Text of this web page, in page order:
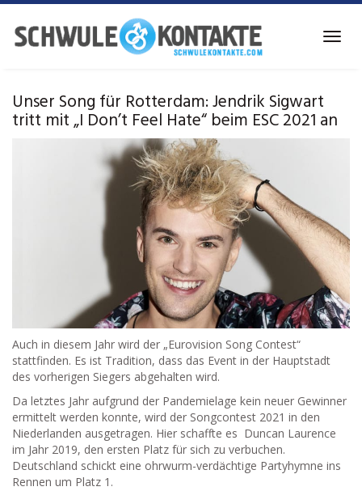
Skip
main
Unser Song für Rotterdam: Jendrik Sigwart
tritt mit „I Don’t Feel Hate“ beim ESC 2021 an
Auch in diesem Jahr wird der „Eurovision Song Contest“
stattfinden. Es ist Tradition, dass das Event in der Hauptstadt
des vorherigen Siegers abgehalten wird.
Da letztes Jahr aufgrund der Pandemielage kein neuer Gewinner
ermittelt werden konnte, wird der Songcontest 2021 in den
Niederlanden ausgetragen. Hier schaffte es Duncan Laurence
im Jahr 2019, den ersten Platz für sich zu verbuchen.
Deutschland schickt eine ohrwurm-verdächtige Partyhymne ins
Rennen um Platz 1.